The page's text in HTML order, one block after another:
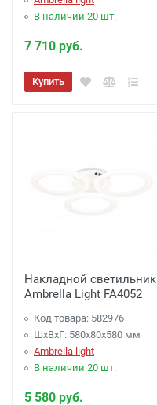
В наличии 20 шт.
7 710 руб.
Купить
Накладной светильник
Ambrella Light FA4052
Код товара: 582976
ШхВхГ: 580x80x580 мм
Ambrella light
В наличии 20 шт.
5 580 руб.